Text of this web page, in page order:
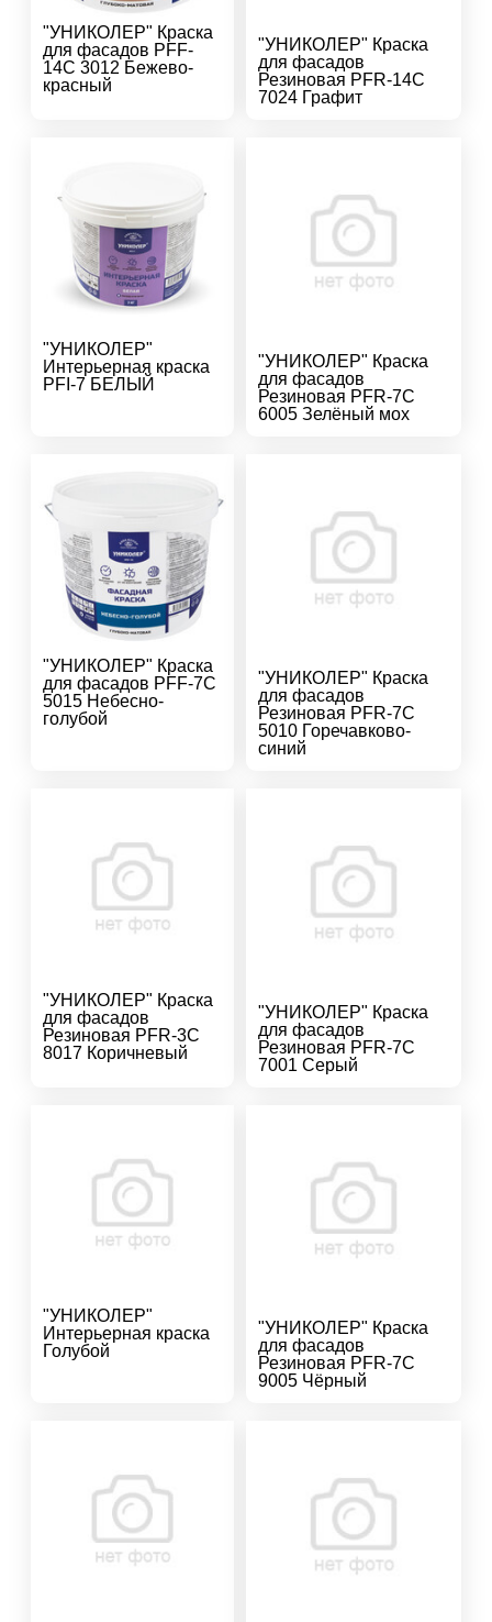
"УНИКОЛЕР" Краска
для фасадов PFF-
14C 3012 Бежево-
красный
"УНИКОЛЕР" Краска
для фасадов
Резиновая PFR-14C
7024 Графит
"УНИКОЛЕР"
Интерьерная краска
PFI-7 БЕЛЫЙ
"УНИКОЛЕР" Краска
для фасадов
Резиновая PFR-7C
6005 Зелёный мох
"УНИКОЛЕР" Краска
для фасадов PFF-7C
5015 Небесно-
голубой
"УНИКОЛЕР" Краска
для фасадов
Резиновая PFR-7C
5010 Горечавково-
синий
"УНИКОЛЕР" Краска
для фасадов
Резиновая PFR-3C
8017 Коричневый
"УНИКОЛЕР" Краска
для фасадов
Резиновая PFR-7C
7001 Серый
"УНИКОЛЕР"
Интерьерная краска
Голубой
"УНИКОЛЕР" Краска
для фасадов
Резиновая PFR-7C
9005 Чёрный